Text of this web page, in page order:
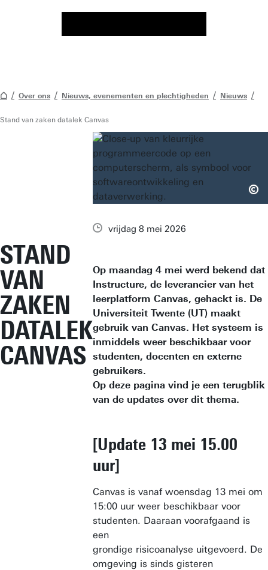
Over ons Nieuws, evenementen en plechtigheden Nieuws
Stand van zaken datalek Canvas
STAND
VAN
ZAKEN
DATALEK
CANVAS
vrijdag 8 mei 2026
Op maandag 4 mei werd bekend dat
Instructure, de leverancier van het
leerplatform Canvas, gehackt is. De
Universiteit Twente (UT) maakt
gebruik van Canvas. Het systeem is
inmiddels weer beschikbaar voor
studenten, docenten en externe
gebruikers.
Op deze pagina vind je een terugblik
van de updates over dit thema.
[Update 13 mei 15.00
uur]
Canvas is vanaf woensdag 13 mei om
15:00 uur weer beschikbaar voor
studenten. Daaraan voorafgaand is
een
grondige risicoanalyse uitgevoerd. De
omgeving is sinds gisteren